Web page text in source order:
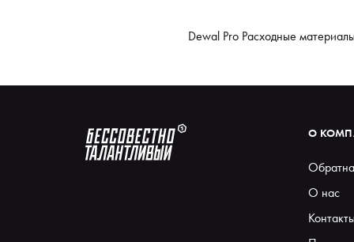
Dewal Pro Расходные
О
О нас